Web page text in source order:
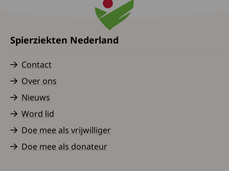
Spierziekten Nederland
Contact
Over ons
Nieuws
Word lid
Doe mee als vrijwilliger
Doe mee als donateur